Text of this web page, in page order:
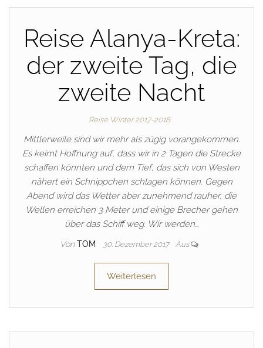
Reise Alanya-Kreta:
der zweite Tag, die
zweite Nacht
Reise Winter 2017-2018
Mittlerweile sind wir mehr als zügig vorangekommen.
Es keimt Hoffnung auf, dass wir in 2 Tagen die Strecke
schaffen könnten und dem Tief, das sich von Westen
nähert ein Schnippchen schlagen können. Gegen
Abend wird das Wetter aber zunehmend rauher, die
Wellen erreichen 3 Meter und einige Brecher gehen
über das Schiff weg. Wir werden…
Von TOM 30. Dezember 2017 Aus
Weiterlesen